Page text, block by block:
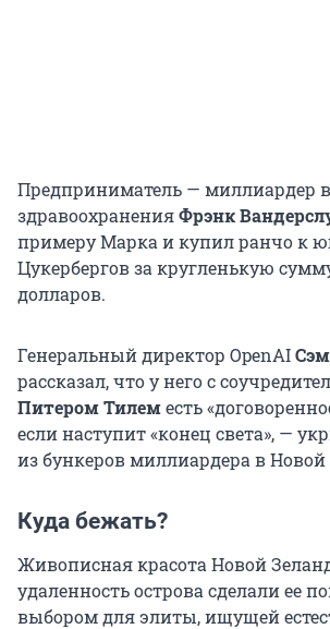
Предприниматель — миллиардер
здравоохраненияФрэнк
примеру Марка и купил ранчо к
Цукербергов за кругленькую
долларов.
Генеральный директор OpenAI
рассказал, что у него с
Питером Тилеместь
если наступит «конец света», —
из бункеров миллиардера в
Куда бежать?
Живописная красота Новой
удаленность острова сделали ее
выбором для элиты, ищущей